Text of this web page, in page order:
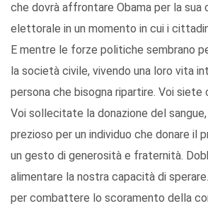
che dovrà affrontare Obama per la sua
elettorale in un momento in cui i
E mentre le forze politiche sembrano
la società civile, vivendo una loro vita
persona che bisogna ripartire. Voi siete
Voi sollecitate la donazione del
prezioso per un individuo che donare il
un gesto di generosità e fraternità.
alimentare la nostra capacità di
per combattere lo scoramento della